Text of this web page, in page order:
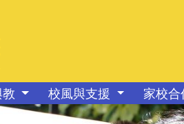
校風與支援 家校合